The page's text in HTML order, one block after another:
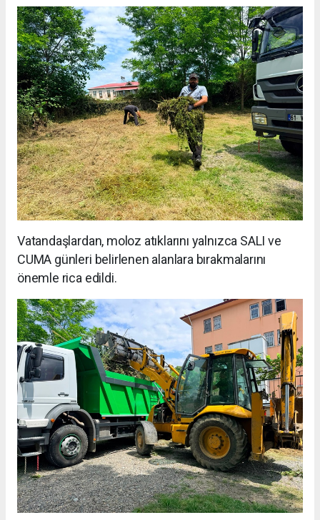
Vatandaşlardan, moloz atıklarını yalnızca SALI ve
CUMA günleri belirlenen alanlara bırakmalarını
önemle rica edildi.